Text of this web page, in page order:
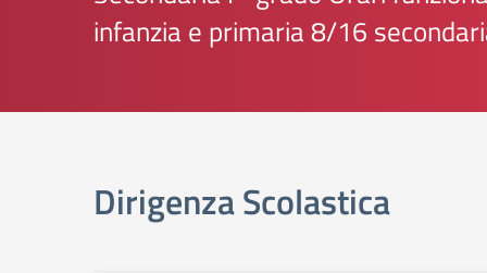
infanzia e primaria 8/16
elenco degli organi
Dirigenza Scolastica